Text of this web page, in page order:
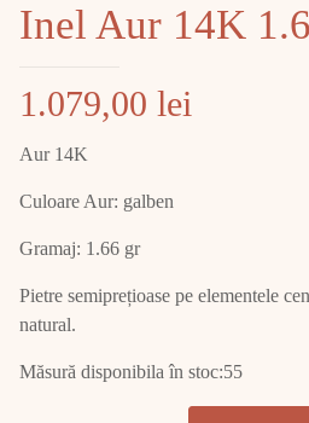
Inel Aur 14K
1.079,00 lei
Aur 14K
Culoare Aur: galben
Gramaj: 1.66 gr
Pietre semiprețioase pe elementele
natural.
Măsură disponibila în stoc:55